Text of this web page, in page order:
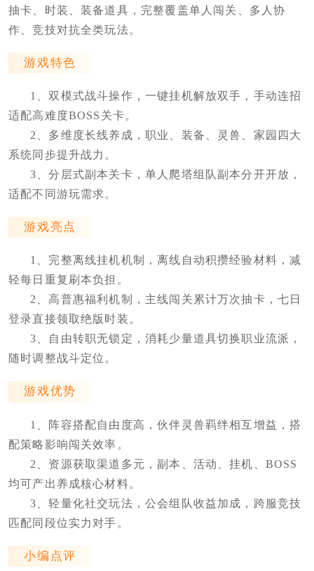
抽卡、时装、装备道具，完整覆盖单人闯关、多人协
作、竞技对抗全类玩法。
游戏特色
1、双模式战斗操作，一键挂机解放双手，手动连招
适配高难度BOSS关卡。
2、多维度长线养成，职业、装备、灵兽、家园四大
系统同步提升战力。
3、分层式副本关卡，单人爬塔组队副本分开开放，
适配不同游玩需求。
游戏亮点
1、完整离线挂机机制，离线自动积攒经验材料，减
轻每日重复刷本负担。
2、高普惠福利机制，主线闯关累计万次抽卡，七日
登录直接领取绝版时装。
3、自由转职无锁定，消耗少量道具切换职业流派，
随时调整战斗定位。
游戏优势
1、阵容搭配自由度高，伙伴灵兽羁绊相互增益，搭
配策略影响闯关效率。
2、资源获取渠道多元，副本、活动、挂机、BOSS
均可产出养成核心材料。
3、轻量化社交玩法，公会组队收益加成，跨服竞技
匹配同段位实力对手。
小编点评